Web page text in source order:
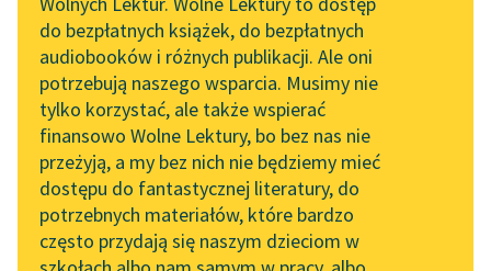
Tunkiel w Oslo
Wolne Lektury na 32.
Pol’and’Rock Festivalu
„Kochanek Lady
Chatterley” do słuchania
na Wolnych Lekturach
Nowy audiobook –
„Marzenie o Oriencie”
Leśmianator
Przewodnik dla piszących i
czytających
API
OAI-PMH
do bezpłatnych książek, do bezpłatnych
audiobooków i różnych publikacji. Ale oni
potrzebują naszego wsparcia. Musimy nie
tylko korzystać, ale także wspierać
finansowo Wolne Lektury, bo bez nas nie
przeżyją, a my bez nich nie będziemy mieć
dostępu do fantastycznej literatury, do
potrzebnych materiałów, które bardzo
często przydają się naszym dzieciom w
pobierz audiobook
pobierz książkę
czytaj online
Czyta:Paulina Holtz, reż. Rafał Poławski